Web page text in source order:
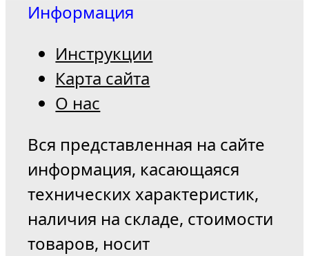
Информация
Инструкции
Карта сайта
О нас
Вся представленная на сайте
информация, касающаяся
технических характеристик,
наличия на складе, стоимости
товаров, носит